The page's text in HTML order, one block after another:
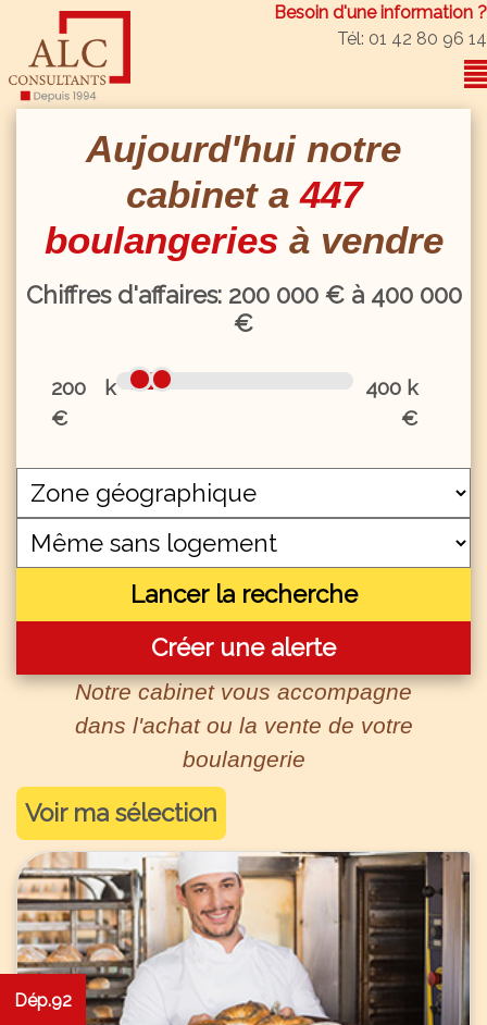
Besoin d'une information ?
Tél: 01 42 80 96 14
Aujourd'hui notre
cabinet a447
boulangeriesà vendre
Chiffres d'affaires: 200000 € à 400000
€
200 k
€
400 k
€
Lancer la recherche
Créer une alerte
Notre cabinet vous accompagne
dans l'achat ou la vente de votre
boulangerie
Voir ma sélection
Dép.92